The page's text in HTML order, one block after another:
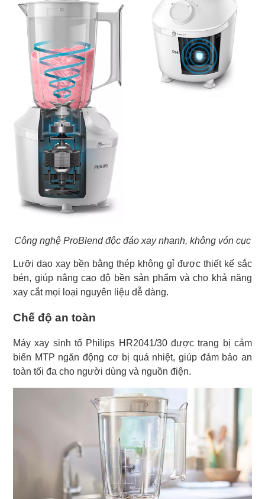
Công nghệ ProBlend độc đáo xay nhanh, không vón cục
Lưỡi dao xay bền bằng thép không gỉ được thiết kế sắc
bén, giúp nâng cao độ bền sản phẩm và cho khả năng
xay cắt mọi loại nguyên liệu dễ dàng.
Chế độ an toàn
Máy xay sinh tố Philips HR2041/30 được trang bị cảm
biến MTP ngăn động cơ bị quá nhiệt, giúp đảm bảo an
toàn tối đa cho người dùng và nguồn điện.